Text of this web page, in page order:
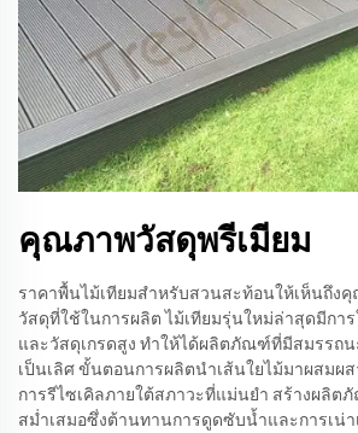
คุณภาพวัสดุพรีเมียม
ราคาพื้นไม้เทียมสำหรับสวนสะท้อนให้เห็นถึง
วัสดุที่ใช้ในการผลิต ไม้เทียมรุ่นใหม่ล่าสุดมีกา
และวัสดุเกรดสูง ทำให้ได้ผลิตภัณฑ์ที่มีสมรรถ
เป็นเลิศ ขั้นตอนการผลิตนำเส้นใยไม้มาผสมผ
การรีไซเคิลภายใต้สภาวะที่แม่นยำ สร้างผลิ
สม่ำเสมอซึ่งต้านทานการดูดซับน้ำและการเน่า